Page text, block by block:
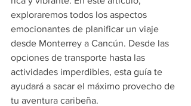
exploraremos todos los aspectos
emocionantes de planificar un viaje
desde Monterrey a Cancún. Desde las
opciones de transporte hasta las
actividades imperdibles, esta guía te
ayudará a sacar el máximo provecho de
tu aventura caribeña.